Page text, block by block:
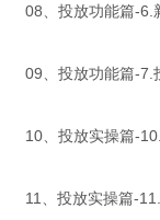
08、投放功能篇-6.
09、投放功能篇-7.
10、投放实操篇-
11、投放实操篇-